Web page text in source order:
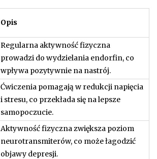
Opis
Regularna aktywność fizyczna
prowadzi do wydzielania endorfin, co
wpływa pozytywnie na nastrój.
Ćwiczenia pomagają w redukcji napięcia
i stresu, co przekłada się na lepsze
samopoczucie.
Aktywność fizyczna zwiększa poziom
neurotransmiterów, co może łagodzić
objawy depresji.